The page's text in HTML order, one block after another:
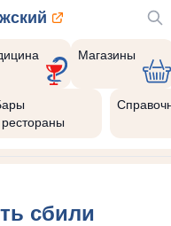
Магазины
сбили